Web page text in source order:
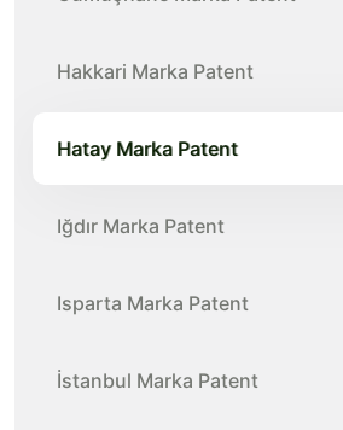
Hakkari Marka Patent
Hatay Marka Patent
Iğdır Marka Patent
Isparta Marka Patent
İstanbul Marka Patent